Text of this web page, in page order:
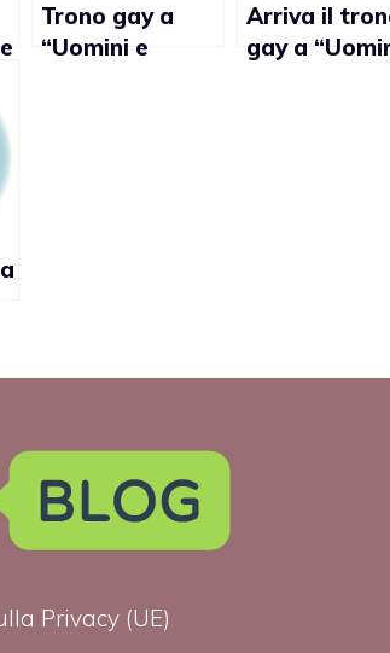
Trono gay a
“Uomini e
Arriva il
gay a
Privacy (UE)